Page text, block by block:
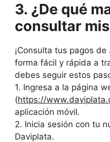
3. ¿De qué
consultar
¡Consulta tus pagos
forma fácil y rápida a
debes seguir estos
1. Ingresa a la página
(https://
aplicación móvil.
2. Inicia sesión con tu
Daviplata.